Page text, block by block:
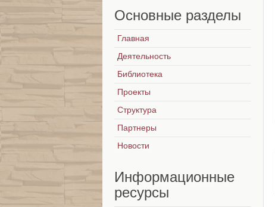
Основные разделы
Главная
Деятельность
Библиотека
Проекты
Структура
Партнеры
Новости
Информационные
ресурсы